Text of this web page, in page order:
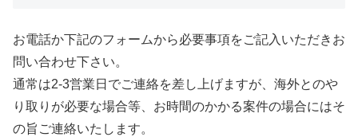
お電話か下記のフォームから必要事項をご記入いただきお
問い合わせ下さい。
通常は2-3営業日でご連絡を差し上げますが、海外とのや
り取りが必要な場合等、お時間のかかる案件の場合にはそ
の旨ご連絡いたします。